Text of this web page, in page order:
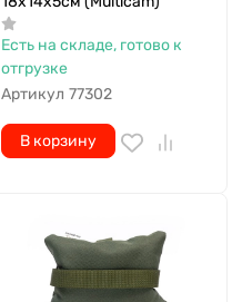
Есть на складе, готово к
отгрузке
Артикул 77302
В корзину